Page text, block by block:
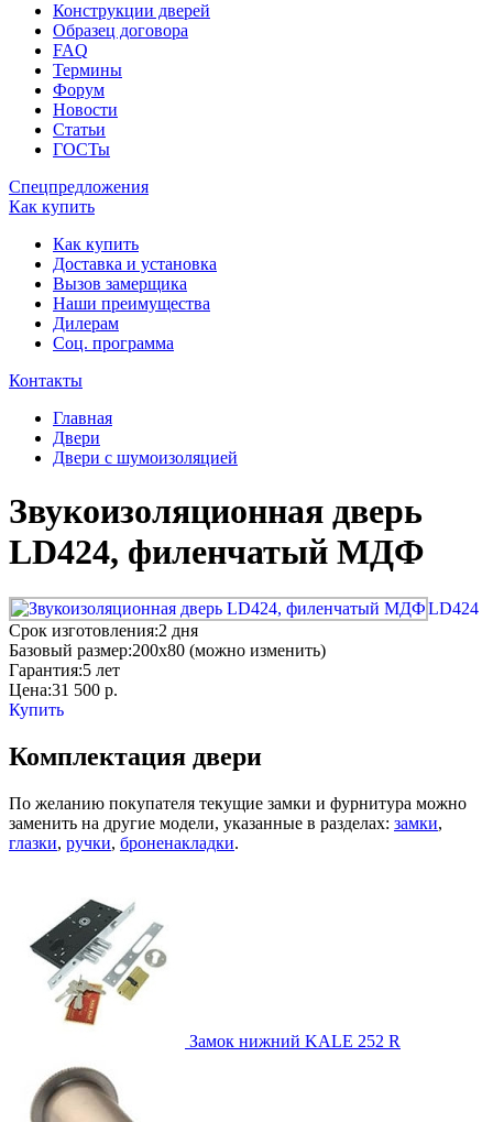
Конструкции дверей
Образец договора
FAQ
Термины
Форум
Новости
Статьи
ГОСТы
Спецпредложения
Как купить
Как купить
Доставка и установка
Вызов замерщика
Наши преимущества
Дилерам
Соц. программа
Контакты
Главная
Двери
Двери с шумоизоляцией
Звукоизоляционная дверь
LD424, филенчатый МДФ
LD424
Срок изготовления:2 дня
Базовый размер:200x80 (можно изменить)
Гарантия:5 лет
Цена:31 500 р.
Купить
Комплектация двери
По желанию покупателя текущие замки и фурнитура можно
заменить на другие модели, указанные в разделах: замки,
глазки, ручки, броненакладки.
Замок нижний KALE 252 R